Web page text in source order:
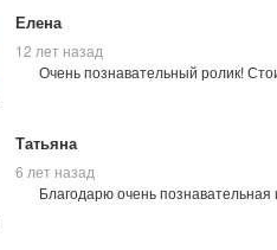
Елена
12 лет назад
Очень познавательный ролик!
Татьяна
6 лет назад
Благодарю очень